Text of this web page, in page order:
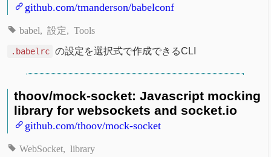
github.com/tmanderson/babelconf
babel 設定 Tools
.babelrc の設定を選択式で作成できるCLI
thoov/mock-socket: Javascript mocking
library for websockets and socket.io
github.com/thoov/mock-socket
WebSocket library